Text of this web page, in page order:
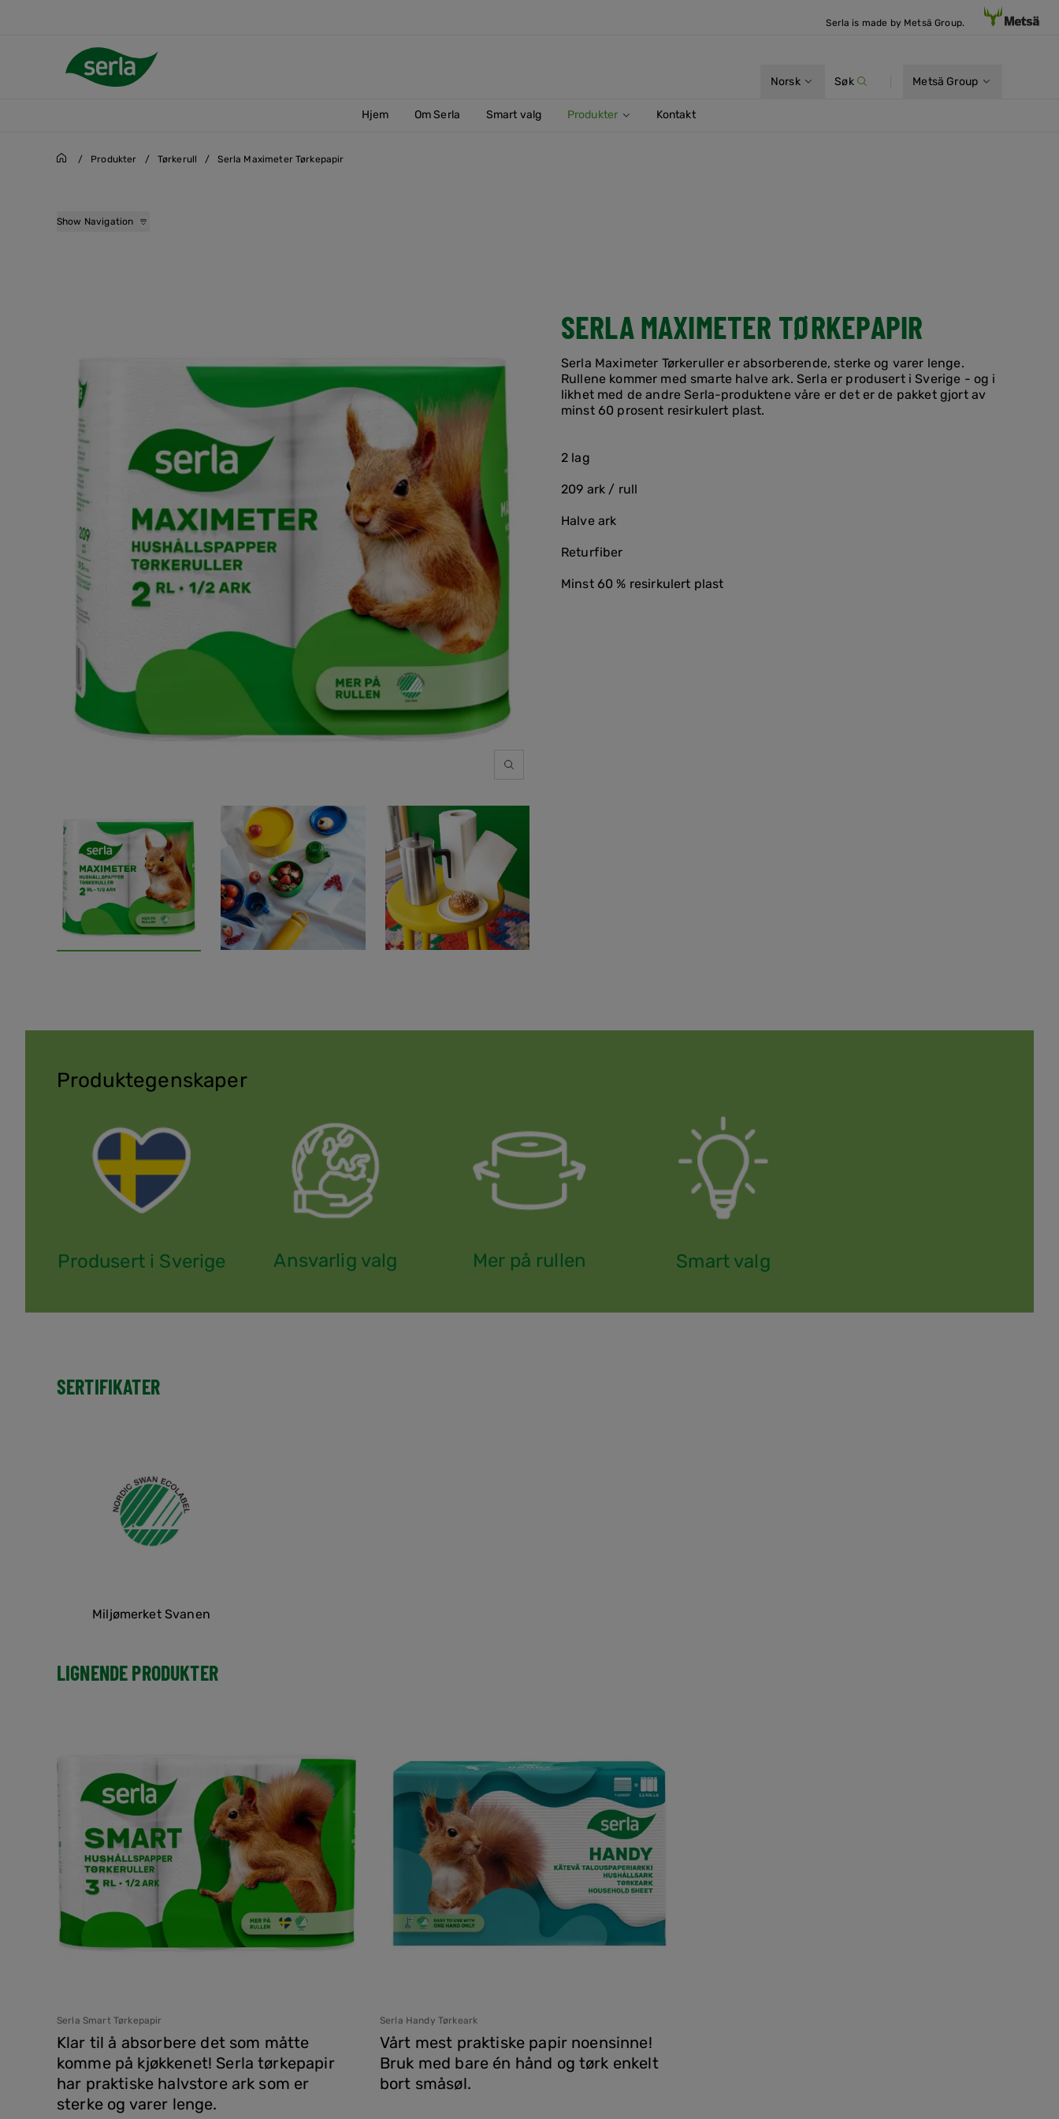
Serla is made by Metsä Group.
Norsk Søk Metsä Group
Hjem Om Serla Smart valg Produkter Kontakt
/ Produkter / Tørkerull / Serla Maximeter Tørkepapir
Show Navigation
SERLA MAXIMETER TØRKEPAPIR
Serla Maximeter Tørkeruller er absorberende, sterke og varer lenge.
Rullene kommer med smarte halve ark. Serla er produsert i Sverige - og i
likhet med de andre Serla-produktene våre er det er de pakket gjort av
minst 60 prosent resirkulert plast.
2 lag
209 ark / rull
Halve ark
Returfiber
Minst 60 % resirkulert plast
Produktegenskaper
Produsert i Sverige Ansvarlig valg Mer på rullen Smart valg
SERTIFIKATER
Miljømerket Svanen
LIGNENDE PRODUKTER
Serla Smart Tørkepapir
Klar til å absorbere det som måtte
komme på kjøkkenet! Serla tørkepapir
har praktiske halvstore ark som er
sterke og varer lenge.
Serla Handy Tørkeark
Vårt mest praktiske papir noensinne!
Bruk med bare én hånd og tørk enkelt
bort småsøl.